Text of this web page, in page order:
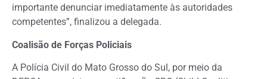
importante denunciar imediatamente às autoridades
competentes”, finalizou a delegada.
Coalisão de Forças Policiais
A Polícia Civil do Mato Grosso do Sul, por meio da